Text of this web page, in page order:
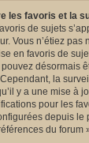
les favoris et la
de sujets
Vous n’étiez pas
en favoris de
désormais
la
y a une mise à
pour les
depuis le
du forum